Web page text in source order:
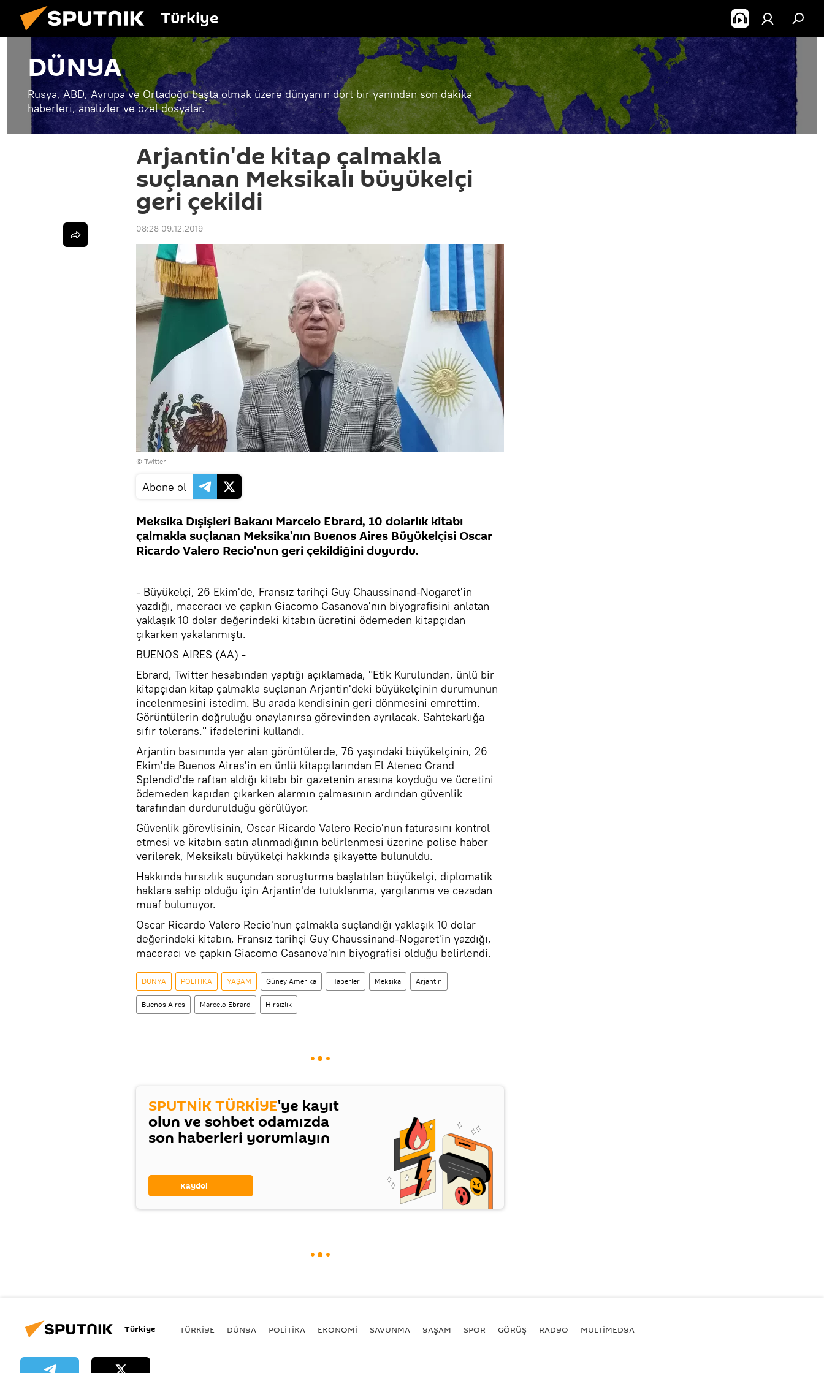
Türkiye
DÜNYA
Rusya, ABD, Avrupa ve Ortadoğu başta olmak üzere dünyanın dört bir yanından son dakika
haberleri, analizler ve özel dosyalar.
Arjantin'de kitap çalmakla
suçlanan Meksikalı büyükelçi
geri çekildi
08:28 09.12.2019
© Twitter
Abone ol
Meksika Dışişleri Bakanı Marcelo Ebrard, 10 dolarlık kitabı
çalmakla suçlanan Meksika'nın Buenos Aires Büyükelçisi Oscar
Ricardo Valero Recio'nun geri çekildiğini duyurdu.
- Büyükelçi, 26 Ekim'de, Fransız tarihçi Guy Chaussinand-Nogaret'in
yazdığı, maceracı ve çapkın Giacomo Casanova'nın biyografisini anlatan
yaklaşık 10 dolar değerindeki kitabın ücretini ödemeden kitapçıdan
çıkarken yakalanmıştı.
BUENOS AIRES (AA) -
Ebrard, Twitter hesabından yaptığı açıklamada, "Etik Kurulundan, ünlü bir
kitapçıdan kitap çalmakla suçlanan Arjantin'deki büyükelçinin durumunun
incelenmesini istedim. Bu arada kendisinin geri dönmesini emrettim.
Görüntülerin doğruluğu onaylanırsa görevinden ayrılacak. Sahtekarlığa
sıfır tolerans." ifadelerini kullandı.
Arjantin basınında yer alan görüntülerde, 76 yaşındaki büyükelçinin, 26
Ekim'de Buenos Aires'in en ünlü kitapçılarından El Ateneo Grand
Splendid'de raftan aldığı kitabı bir gazetenin arasına koyduğu ve ücretini
ödemeden kapıdan çıkarken alarmın çalmasının ardından güvenlik
tarafından durdurulduğu görülüyor.
Güvenlik görevlisinin, Oscar Ricardo Valero Recio'nun faturasını kontrol
etmesi ve kitabın satın alınmadığının belirlenmesi üzerine polise haber
verilerek, Meksikalı büyükelçi hakkında şikayette bulunuldu.
Hakkında hırsızlık suçundan soruşturma başlatılan büyükelçi, diplomatik
haklara sahip olduğu için Arjantin'de tutuklanma, yargılanma ve cezadan
muaf bulunuyor.
Oscar Ricardo Valero Recio'nun çalmakla suçlandığı yaklaşık 10 dolar
değerindeki kitabın, Fransız tarihçi Guy Chaussinand-Nogaret'in yazdığı,
maceracı ve çapkın Giacomo Casanova'nın biyografisi olduğu belirlendi.
DÜNYA POLİTİKA YAŞAM Güney Amerika Haberler Meksika Arjantin
Buenos Aires Marcelo Ebrard Hırsızlık
SPUTNİK TÜRKİYE'ye kayıt
olun ve sohbet odamızda
son haberleri yorumlayın
Kaydol
Türkiye TÜRKIYE DÜNYA POLİTİKA EKONOMİ SAVUNMA YAŞAM SPOR GÖRÜŞ RADYO MULTİMEDYA